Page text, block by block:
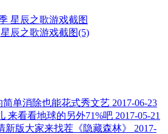
辰之歌游戏截图(5)
单消除也能花式秀文艺 2017-06-23
来看看地球的另外71%吧 2017-05-21
新版大家来找茬《隐藏森林》
2017-